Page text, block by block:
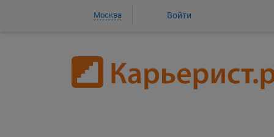
Москва Войти